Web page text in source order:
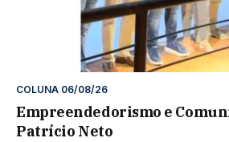
COLUNA 06/08/26
Empreendedorismo e
Patrício Neto